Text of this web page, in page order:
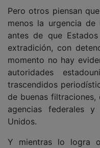
Pero otros piensan
menos la urgencia
antes de que
extradición, con
momento no hay
autoridades
trascendidos
de buenas
agencias federales
Unidos.
Y mientras lo logra